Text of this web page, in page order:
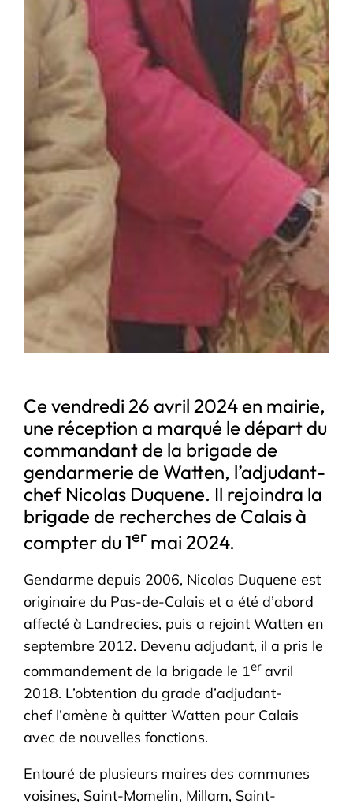
Ce vendredi 26 avril 2024 en mairie,
une réception a marqué le départ du
commandant de la brigade de
gendarmerie de Watten, l’adjudant-
chef Nicolas Duquene. Il rejoindra la
brigade de recherches de Calais à
compter du 1er mai 2024.
Gendarme depuis 2006, Nicolas Duquene est
originaire du Pas-de-Calais et a été d’abord
affecté à Landrecies, puis a rejoint Watten en
septembre 2012. Devenu adjudant, il a pris le
commandement de la brigade le 1eravril
2018. L’obtention du grade d’adjudant-
chef l’amène à quitter Watten pour Calais
avec de nouvelles fonctions.
Entouré de plusieurs maires des communes
voisines, Saint-Momelin, Millam, Saint-